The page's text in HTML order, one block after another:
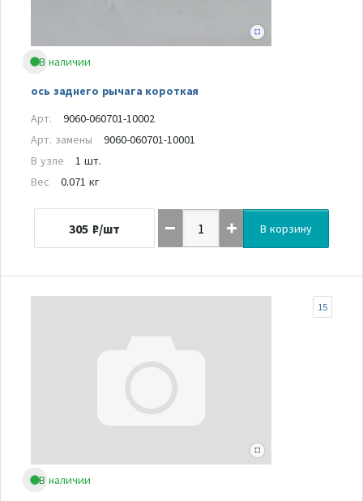
В наличии
ось заднего рычага короткая
Арт.
9060-060701-10002
Арт. замены
9060-060701-10001
В узле
1 шт.
Вес
0.071 кг
305 ₽/шт В корзину
В наличии
15